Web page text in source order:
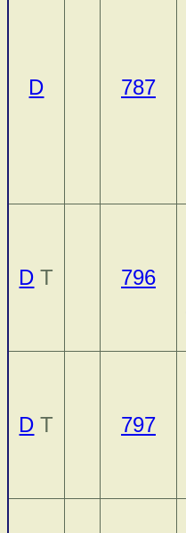
D 787
D T 796
D T 797